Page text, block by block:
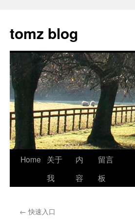
tomz blog
Skip
Home
关于
我
内
容
留言
板
←快速入口